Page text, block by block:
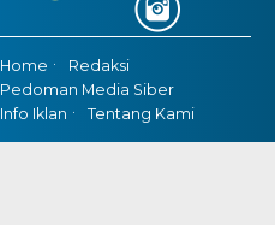
Home
Redaksi
Pedoman Media Siber
Info Iklan
Tentang Kami